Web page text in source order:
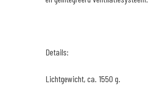
Details:
Lichtgewicht, ca. 1550 g.